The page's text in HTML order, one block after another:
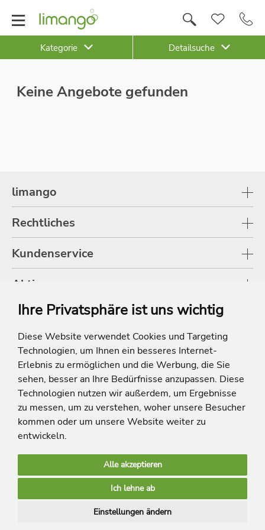
Ihre Privatsphäre ist uns wichtig
Diese Website verwendet Cookies und Targeting
Technologien, um Ihnen ein besseres Internet-
Erlebnis zu ermöglichen und die Werbung, die Sie
sehen, besser an Ihre Bedürfnisse anzupassen. Diese
Technologien nutzen wir außerdem, um Ergebnisse
zu messen, um zu verstehen, woher unsere Besucher
kommen oder um unsere Website weiter zu
entwickeln.
Alle akzeptieren
Ich lehne ab
Einstellungen ändern
Kategorie Detailsuche
Keine Angebote gefunden
limango
Rechtliches
Kundenservice
Aktionen
Shop
* Die Ersparnis bezieht sich auf die aktuellen Listenpreise der Hotels, bei
Paketangeboten auf die Summe der Preise der Einzelleistungen.
**Streichpreise beziehen sich auf die ursprünglichen Preise des Reiseveranstalters.
limango Apps